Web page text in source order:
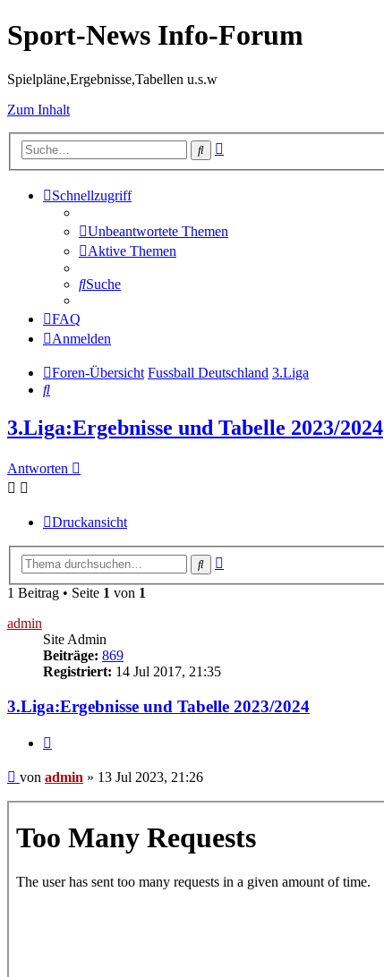
Sport-News Info-Forum
Spielpläne,Ergebnisse,Tabellen u.s.w
Zum Inhalt
Suche
Schnellzugriff
Unbeantwortete Themen
Aktive Themen
Suche
FAQ
Anmelden
Foren-Übersicht Fussball Deutschland 3.Liga
Suche
3.Liga:Ergebnisse und Tabelle 2023/2024
Antworten
Druckansicht
Suche
1 Beitrag • Seite 1 von 1
admin
Site Admin
Beiträge: 869
Registriert: 14 Jul 2017, 21:35
3.Liga:Ergebnisse und Tabelle 2023/2024
Beitrag
von admin » 13 Jul 2023, 21:26